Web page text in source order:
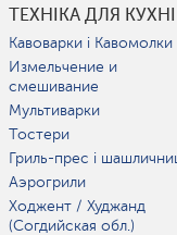
ТЕХНІКА ДЛЯ КУХНІ
Кавоварки і Кавомолки
Измельчение и
смешивание
Мультиварки
Тостери
Гриль-прес і
Аэрогрили
Ходжент / Худжанд
(Согдийская обл.)